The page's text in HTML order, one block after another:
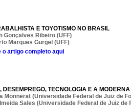
E TOYOTISMO NO BRASIL
Gonçalves Ribeiro (UFF)
Marques Gurgel (UFF)
o artigo completo aqui
DESEMPREGO, TECNOLOGIA E A
Monnerat (Universidade Federal de Juiz de
Sales (Universidade Federal de Juiz de